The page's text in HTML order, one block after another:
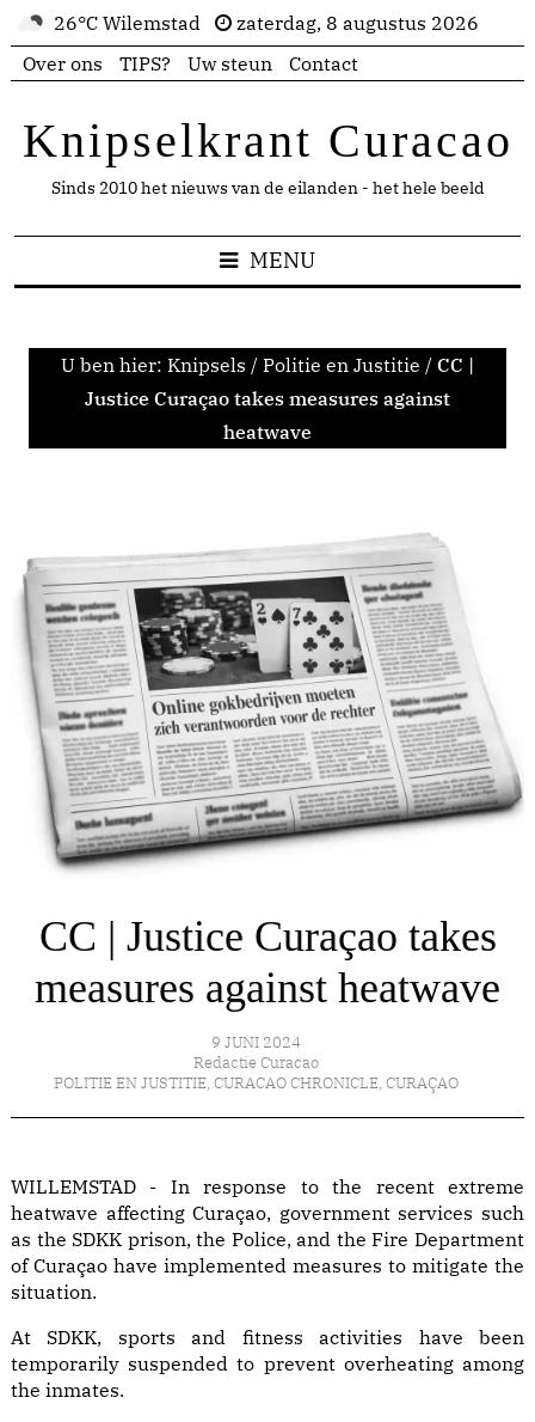
26°C Wilemstad
zaterdag, 8 augustus 2026
Over ons
TIPS? Uw steun Contact
Knipselkrant Curacao
Sinds 2010 het nieuws van de eilanden - het hele beeld
MENU
U ben hier: Knipsels / Politie en Justitie / CC |
Justice Curaçao takes measures against
heatwave
CC | Justice Curaçao takes
measures against heatwave
9 JUNI 2024
Redactie Curacao
POLITIE EN JUSTITIE, CURACAO CHRONICLE, CURAÇAO
WILLEMSTAD - In response to the recent extreme
heatwave affecting Curaçao, government services such
as the SDKK prison, the Police, and the Fire Department
of Curaçao have implemented measures to mitigate the
situation.
At SDKK, sports and fitness activities have been
temporarily suspended to prevent overheating among
the inmates.